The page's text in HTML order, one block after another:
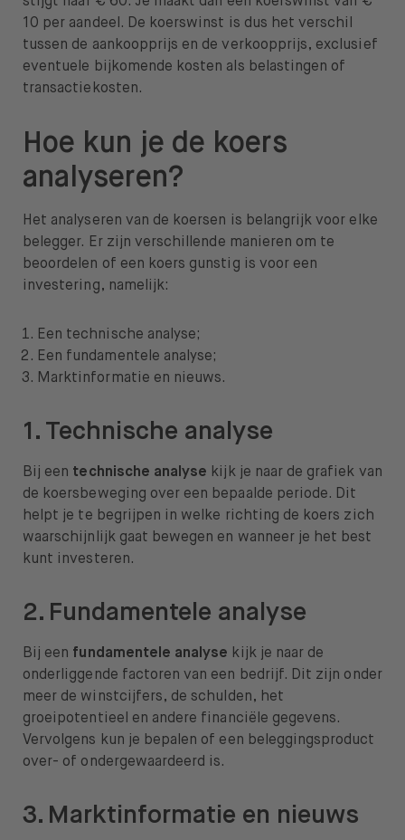
10 per aandeel. De koerswinst is dus het verschil
tussen de aankoopprijs en de verkoopprijs, exclusief
eventuele bijkomende kosten als belastingen of
transactiekosten.
Hoe kun je de koers
analyseren?
Het analyseren van de koersen is belangrijk voor elke
belegger. Er zijn verschillende manieren om te
beoordelen of een koers gunstig is voor een
investering, namelijk:
Een technische analyse;
Een fundamentele analyse;
Marktinformatie en nieuws.
1. Technische analyse
Bij een technische analyse kijk je naar de grafiek van
de koersbeweging over een bepaalde periode. Dit
helpt je te begrijpen in welke richting de koers zich
waarschijnlijk gaat bewegen en wanneer je het best
kunt investeren.
2. Fundamentele analyse
Bij een fundamentele analyse kijk je naar de
onderliggende factoren van een bedrijf. Dit zijn onder
meer de winstcijfers, de schulden, het
groeipotentieel en andere financiële gegevens.
Vervolgens kun je bepalen of een beleggingsproduct
over- of ondergewaardeerd is.
3. Marktinformatie en nieuws